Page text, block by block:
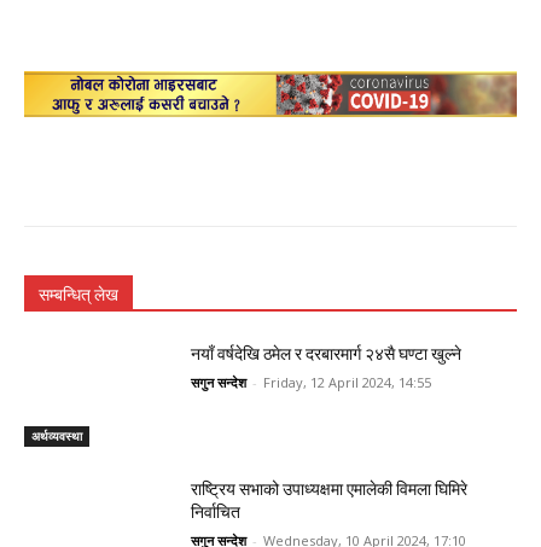
सम्बन्धित् लेख
अर्थव्यवस्था
नयाँ वर्षदेखि ठमेल र दरबारमार्ग २४सै घण्टा खुल्ने
सगुन सन्देश - Friday, 12 April 2024, 14:55
राष्ट्रिय सभाको उपाध्यक्षमा एमालेकी विमला घिमिरे
निर्वाचित
सगुन सन्देश - Wednesday, 10 April 2024, 17:10